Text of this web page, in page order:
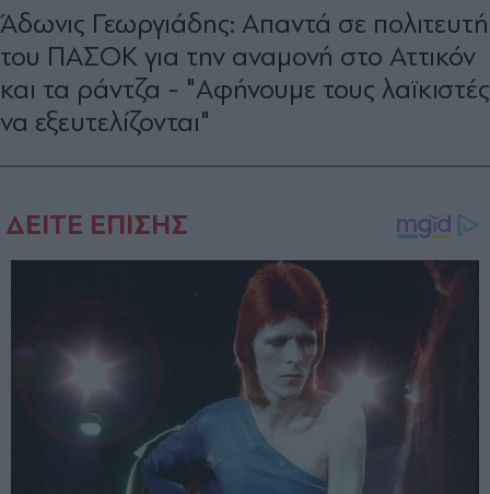
Άδωνις Γεωργιάδης: Απαντά σε πολιτευτή
του ΠΑΣΟΚ για την αναμονή στο Αττικόν
και τα ράντζα - "Αφήνουμε τους λαϊκιστές
να εξευτελίζονται"